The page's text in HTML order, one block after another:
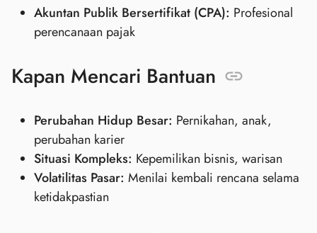
Akuntan Publik Bersertifikat (CPA): Profesional
perencanaan pajak
Kapan Mencari Bantuan
Perubahan Hidup Besar: Pernikahan, anak,
perubahan karier
Situasi Kompleks: Kepemilikan bisnis, warisan
Volatilitas Pasar: Menilai kembali rencana selama
ketidakpastian